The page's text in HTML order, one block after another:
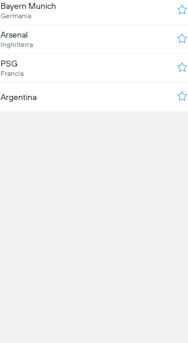
Bayern Munich
Germania
Arsenal
Inghilterra
PSG
Francia
Argentina